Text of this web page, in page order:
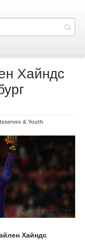
Хайндс
& Youth
Хайндс